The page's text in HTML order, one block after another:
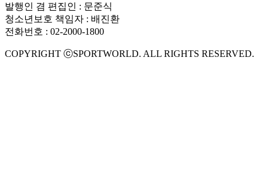
발행인 겸 편집인 : 문준식
청소년보호 책임자 : 배진환
전화번호 : 02-2000-1800
COPYRIGHT ⓒSPORTWORLD. ALL RIGHTS RESERVED.